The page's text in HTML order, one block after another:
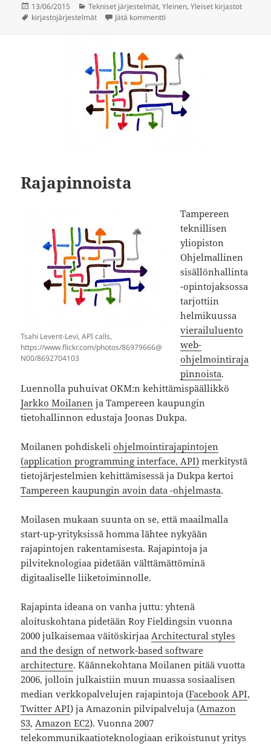
Julkaistu
13/06/2015 Kategoriat
Tekniset järjestelmät,Yleinen,Yleiset kirjastot
Avainsanat
kirjastojärjestelmät Jätä kommentti
Rajapinnoista
Tsahi Levent-Levi, API calls,
https://www.flickr.com/photos/86979666@
N00/8692704103
Tampereen
teknillisen
yliopiston
Ohjelmallinen
sisällönhallinta
-opintojaksossa
tarjottiin
helmikuussa
vierailuluento
web-
ohjelmointiraja
pinnoista.
Luennolla puhuivat OKM:n kehittämispäällikkö
Jarkko Moilanen ja Tampereen kaupungin
tietohallinnon edustaja Joonas Dukpa.
Moilanen pohdiskeliohjelmointirajapintojen
(application programming interface, API) merkitystä
tietojärjestelmien kehittämisessä ja Dukpa kertoi
Tampereen kaupungin avoin data -ohjelmasta.
Moilasen mukaan suunta on se, että maailmalla
start-up-yrityksissä homma lähtee nykyään
rajapintojen rakentamisesta. Rajapintoja ja
pilviteknologiaa pidetään välttämättöminä
digitaaliselle liiketoiminnolle.
Rajapinta ideana on vanha juttu: yhtenä
aloituskohtana pidetään Roy Fieldingsin vuonna
2000 julkaisemaa väitöskirjaa Architectural styles
and the design of network-based software
architecture. Käännekohtana Moilanen pitää vuotta
2006, jolloin julkaistiin muun muassa sosiaalisen
median verkkopalvelujen rajapintoja (Facebook API,
Twitter API) ja Amazonin pilvipalveluja (Amazon
S3, Amazon EC2). Vuonna 2007
telekommunikaatioteknologiaan erikoistunut yritys